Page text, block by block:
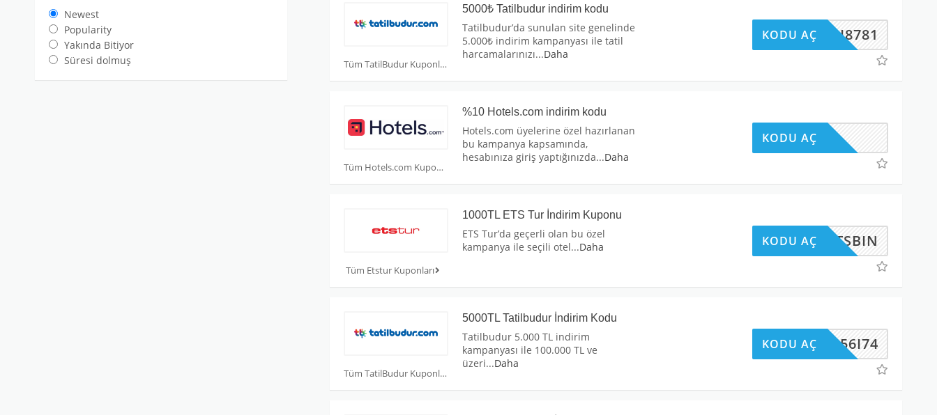
Tüm TatilBudur Kuponları
5000₺ Tatilbudur indirim kodu
Tatilbudur’da sunulan site genelinde
5.000₺ indirim kampanyası ile tatil
harcamalarınızı...Daha
HOPI8781
KODU AÇ
Tüm Hotels.com Kuponları
%10 Hotels.com indirim kodu
Hotels.com üyelerine özel hazırlanan
bu kampanya kapsamında,
hesabınıza giriş yaptığınızda...Daha
KODU AÇ
Tüm Etstur Kuponları
1000TL ETS Tur İndirim Kuponu
ETS Tur’da geçerli olan bu özel
kampanya ile seçili otel...Daha ETSBIN
KODU AÇ
Tüm TatilBudur Kuponları
5000TL Tatilbudur İndirim Kodu
Tatilbudur 5.000 TL indirim
kampanyası ile 100.000 TL ve
üzeri...Daha
TBJ56I74
KODU AÇ
Newest
Popularity
Yakında Bitiyor
Süresi dolmuş